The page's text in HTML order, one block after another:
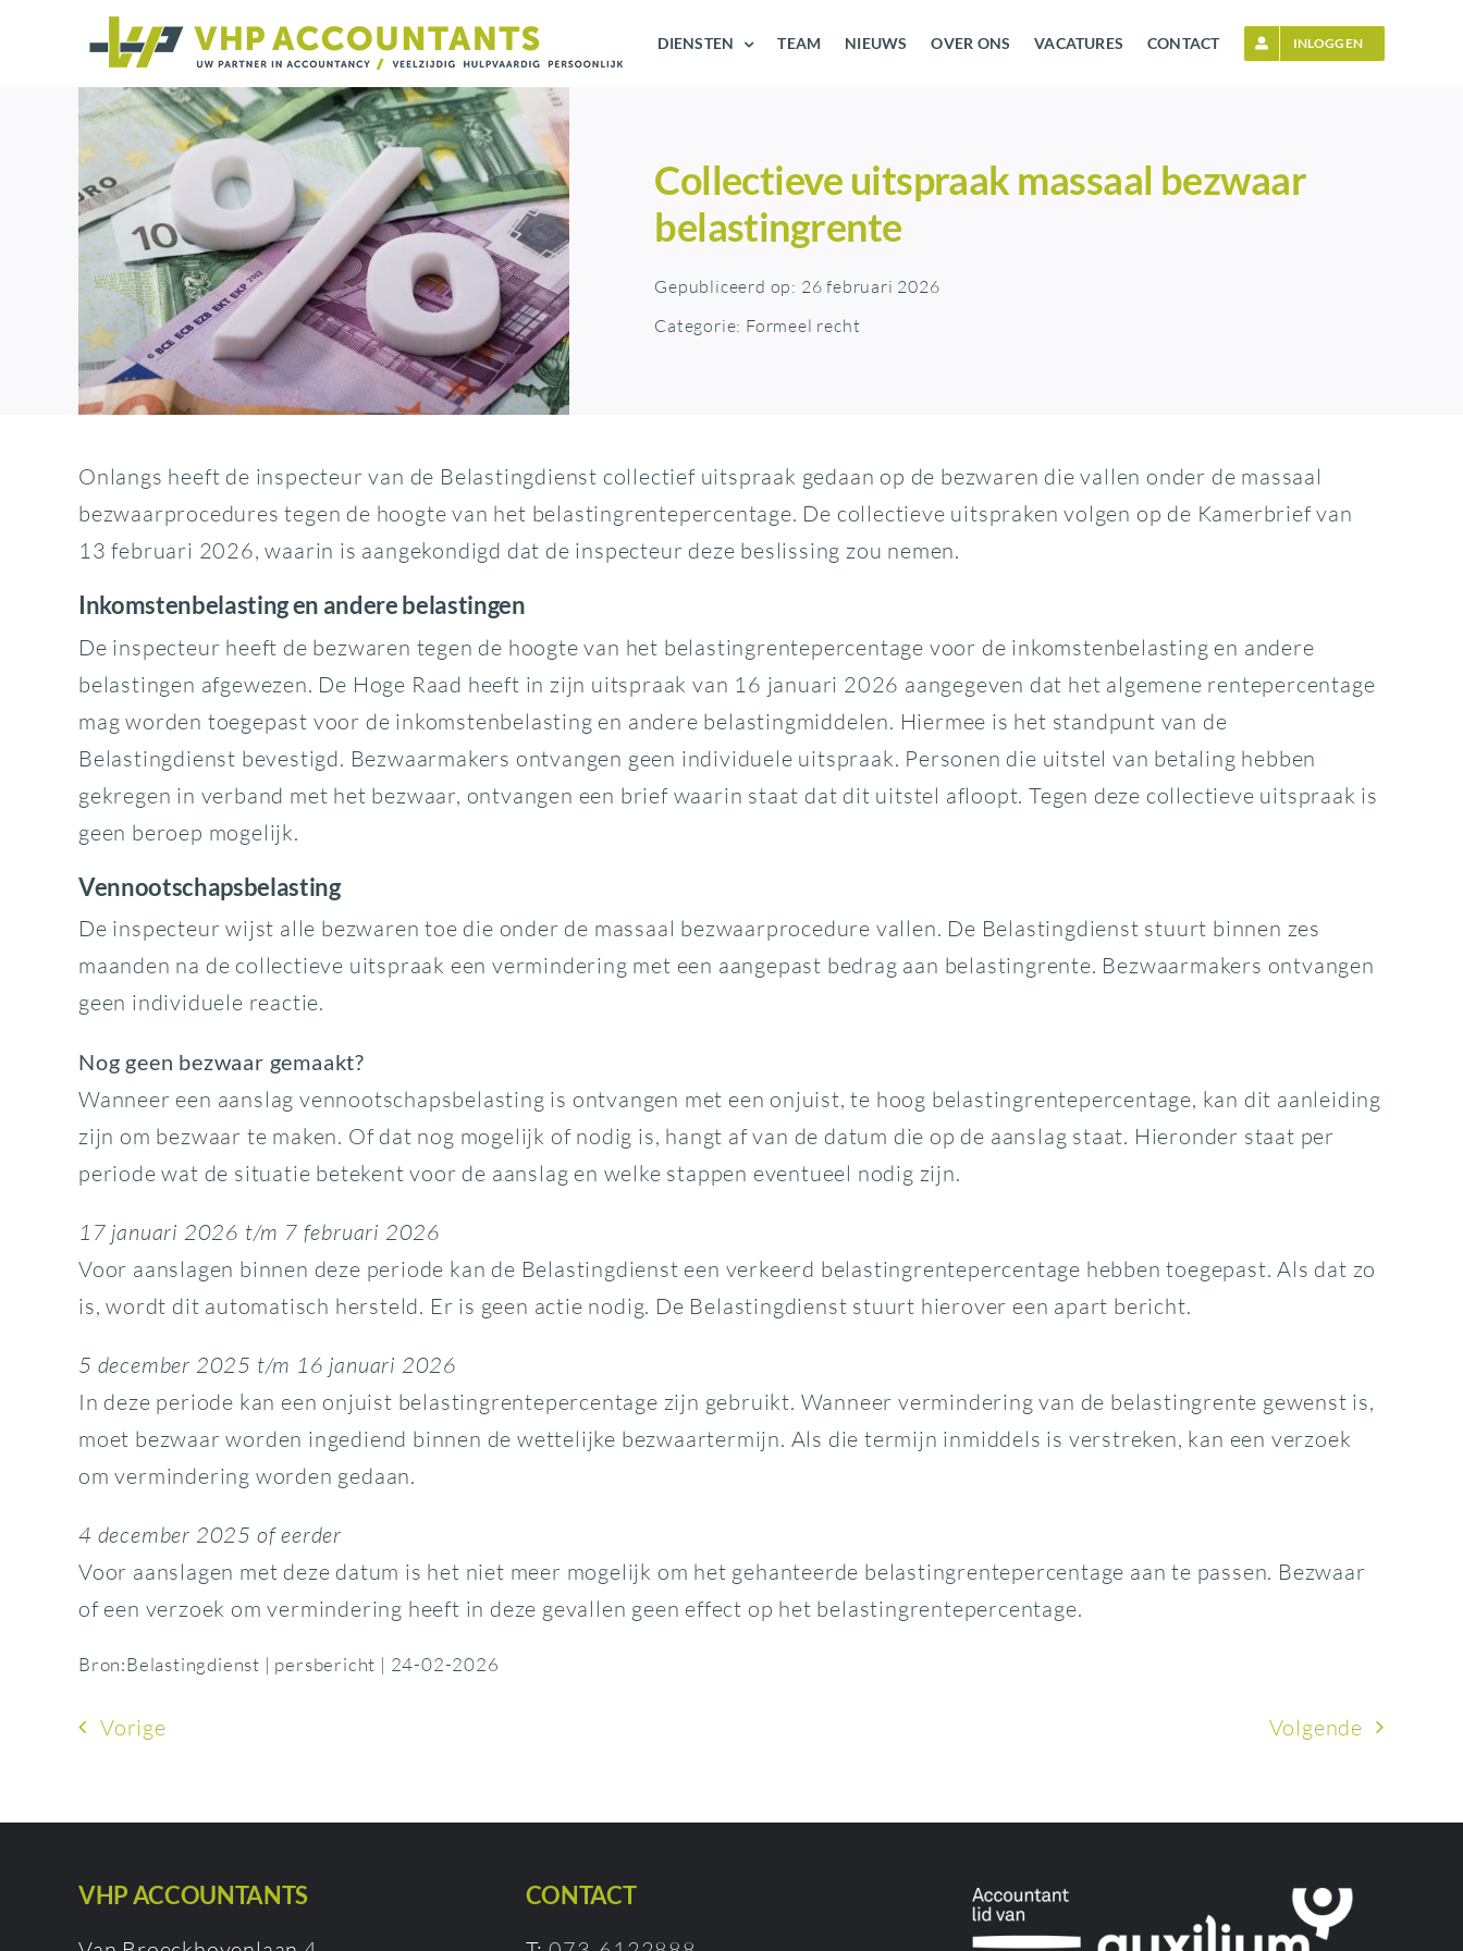
DIENSTEN TEAM NIEUWS OVER ONS VACATURES CONTACT INLOGGEN
Collectieve uitspraak massaal bezwaar
belastingrente
Gepubliceerd op: 26 februari 2026
Categorie: Formeel recht
Onlangs heeft de inspecteur van de Belastingdienst collectief uitspraak gedaan op de bezwaren die vallen onder de massaal
bezwaarprocedures tegen de hoogte van het belastingrentepercentage. De collectieve uitspraken volgen op de Kamerbrief van
13 februari 2026, waarin is aangekondigd dat de inspecteur deze beslissing zou nemen.
Inkomstenbelasting en andere belastingen
De inspecteur heeft de bezwaren tegen de hoogte van het belastingrentepercentage voor de inkomstenbelasting en andere
belastingen afgewezen. De Hoge Raad heeft in zijn uitspraak van 16 januari 2026 aangegeven dat het algemene rentepercentage
mag worden toegepast voor de inkomstenbelasting en andere belastingmiddelen. Hiermee is het standpunt van de
Belastingdienst bevestigd. Bezwaarmakers ontvangen geen individuele uitspraak. Personen die uitstel van betaling hebben
gekregen in verband met het bezwaar, ontvangen een brief waarin staat dat dit uitstel afloopt. Tegen deze collectieve uitspraak is
geen beroep mogelijk.
Vennootschapsbelasting
De inspecteur wijst alle bezwaren toe die onder de massaal bezwaarprocedure vallen. De Belastingdienst stuurt binnen zes
maanden na de collectieve uitspraak een vermindering met een aangepast bedrag aan belastingrente. Bezwaarmakers ontvangen
geen individuele reactie.
Nog geen bezwaar gemaakt?
Wanneer een aanslag vennootschapsbelasting is ontvangen met een onjuist, te hoog belastingrentepercentage, kan dit aanleiding
zijn om bezwaar te maken. Of dat nog mogelijk of nodig is, hangt af van de datum die op de aanslag staat. Hieronder staat per
periode wat de situatie betekent voor de aanslag en welke stappen eventueel nodig zijn.
17 januari 2026 t/m 7 februari 2026
Voor aanslagen binnen deze periode kan de Belastingdienst een verkeerd belastingrentepercentage hebben toegepast. Als dat zo
is, wordt dit automatisch hersteld. Er is geen actie nodig. De Belastingdienst stuurt hierover een apart bericht.
5 december 2025 t/m 16 januari 2026
In deze periode kan een onjuist belastingrentepercentage zijn gebruikt. Wanneer vermindering van de belastingrente gewenst is,
moet bezwaar worden ingediend binnen de wettelijke bezwaartermijn. Als die termijn inmiddels is verstreken, kan een verzoek
om vermindering worden gedaan.
4 december 2025 of eerder
Voor aanslagen met deze datum is het niet meer mogelijk om het gehanteerde belastingrentepercentage aan te passen. Bezwaar
of een verzoek om vermindering heeft in deze gevallen geen effect op het belastingrentepercentage.
Bron:Belastingdienst | persbericht | 24-02-2026
Vorige Volgende
VHP ACCOUNTANTS CONTACT